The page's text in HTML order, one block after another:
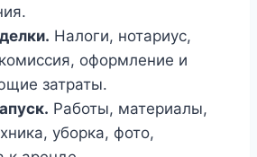
Налоги, нотариус,
оформление и
затраты.
Работы, материалы,
уборка, фото,